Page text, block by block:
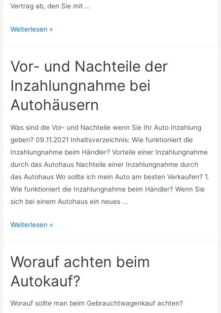
Vertrag ab, den Sie mit …
Autoverkauf
Finanzierung
Weiterlesen »
Vor- und Nachteile der
Inzahlungnahme bei
Autohäusern
Was sind die Vor- und Nachteile wenn Sie Ihr Auto Inzahlung
geben? 09.11.2021 Inhaltsverzeichnis: Wie funktioniert die
Inzahlungnahme beim Händler? Vorteile einer Inzahlungnahme
durch das Autohaus Nachteile einer Inzahlungnahme durch
das Autohaus Wo sollte ich mein Auto am besten Verkaufen? 1.
Wie funktioniert die Inzahlungnahme beim Händler? Wenn Sie
sich bei einem Autohaus ein neues …
Vor-
der
bei
Weiterlesen »
Worauf achten beim
Autokauf?
Worauf sollte man beim Gebrauchtwagenkauf achten?